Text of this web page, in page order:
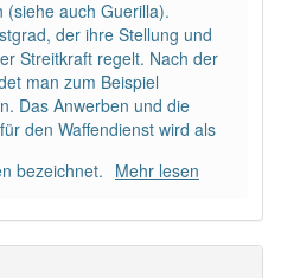
aber mit einem anderen
haben den Artikel
(siehe auch Guerilla).
der ihre Stellung und
Streitkraft regelt. Nach der
man zum Beispiel
Das Anwerben und die
den Waffendienst wird als
bezeichnet. Mehr lesen